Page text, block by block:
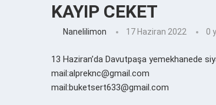
KAYIP CEKET
Nanelilimon 17 Haziran 2022 0
13 Haziran’da Davutpaşa yemekhanede
mail:alpreknc@gmail.com
mail:buketsert633@gmail.com